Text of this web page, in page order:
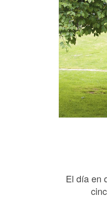
El día en